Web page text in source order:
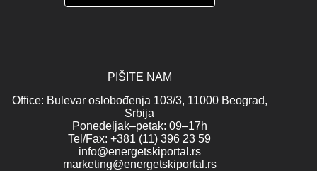
PIŠITE NAM
Office: Bulevar oslobođenja 103/3, 11000 Beograd,
Srbija
Ponedeljak–petak: 09–17h
Tel/Fax: +381 (11) 396 23 59
info@energetskiportal.rs
marketing@energetskiportal.rs